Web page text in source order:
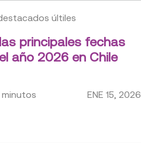
últiles
principales fechas
año 2026 en Chile
minutos ENE 15, 2026